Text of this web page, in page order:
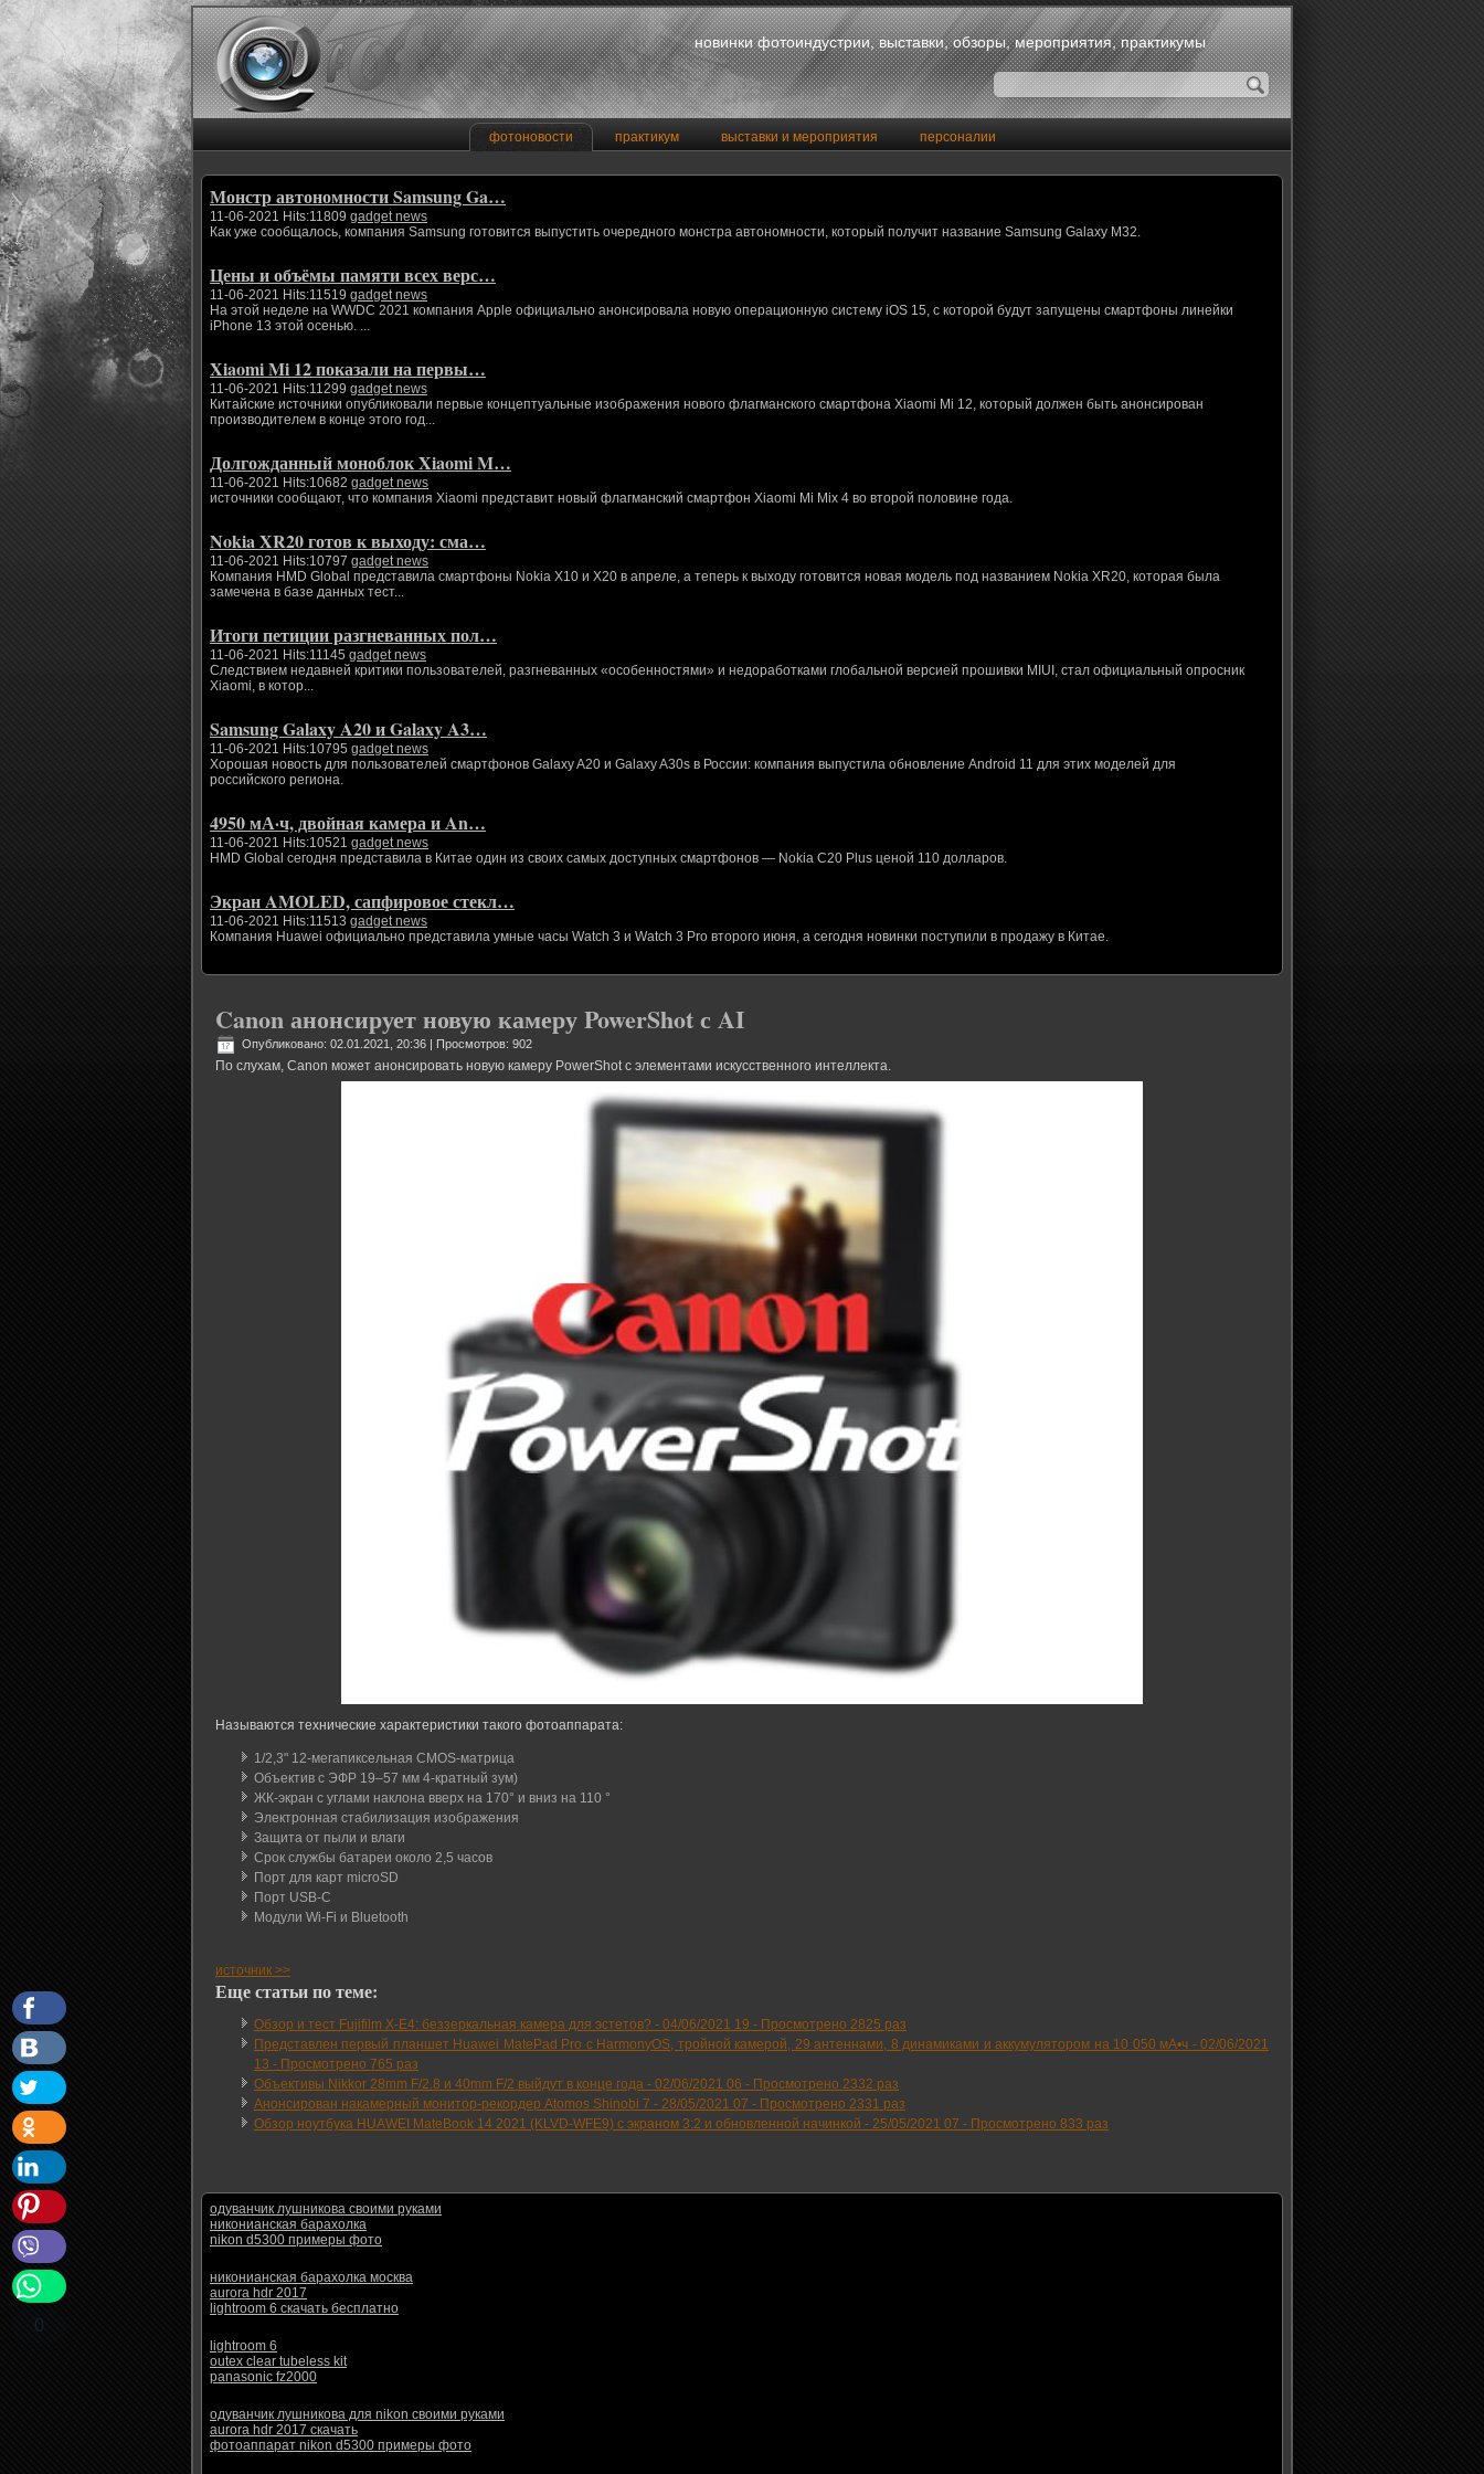
новинки фотоиндустрии, выставки, обзоры, мероприятия, практикумы
фотоновости практикум выставки и мероприятия персоналии
Монстр автономности Samsung Ga…
11-06-2021 Hits:11809 gadget news
Как уже сообщалось, компания Samsung готовится выпустить очередного монстра автономности, который получит название Samsung Galaxy M32.
Цены и объёмы памяти всех верс…
11-06-2021 Hits:11519 gadget news
На этой неделе на WWDC 2021 компания Apple официально анонсировала новую операционную систему iOS 15, с которой будут запущены смартфоны линейки
iPhone 13 этой осенью. ...
Xiaomi Mi 12 показали на первы…
11-06-2021 Hits:11299 gadget news
Китайские источники опубликовали первые концептуальные изображения нового флагманского смартфона Xiaomi Mi 12, который должен быть анонсирован
производителем в конце этого год...
Долгожданный моноблок Xiaomi M…
11-06-2021 Hits:10682 gadget news
источники сообщают, что компания Xiaomi представит новый флагманский смартфон Xiaomi Mi Mix 4 во второй половине года.
Nokia XR20 готов к выходу: сма…
11-06-2021 Hits:10797 gadget news
Компания HMD Global представила смартфоны Nokia X10 и X20 в апреле, а теперь к выходу готовится новая модель под названием Nokia XR20, которая была
замечена в базе данных тест...
Итоги петиции разгневанных пол…
11-06-2021 Hits:11145 gadget news
Следствием недавней критики пользователей, разгневанных «особенностями» и недоработками глобальной версией прошивки MIUI, стал официальный опросник
Xiaomi, в котор...
Samsung Galaxy A20 и Galaxy A3…
11-06-2021 Hits:10795 gadget news
Хорошая новость для пользователей смартфонов Galaxy A20 и Galaxy A30s в России: компания выпустила обновление Android 11 для этих моделей для
российского региона.
4950 мА·ч, двойная камера и An…
11-06-2021 Hits:10521 gadget news
HMD Global сегодня представила в Китае один из своих самых доступных смартфонов — Nokia C20 Plus ценой 110 долларов.
Экран AMOLED, сапфировое стекл…
11-06-2021 Hits:11513 gadget news
Компания Huawei официально представила умные часы Watch 3 и Watch 3 Pro второго июня, а сегодня новинки поступили в продажу в Китае.
Canon анонсирует новую камеру PowerShot с AI
Опубликовано: 02.01.2021, 20:36 | Просмотров: 902
По слухам, Canon может анонсировать новую камеру PowerShot с элементами искусственного интеллекта.
Называются технические характеристики такого фотоаппарата:
1/2,3" 12-мегапиксельная CMOS-матрица
Объектив с ЭФР 19–57 мм 4-кратный зум)
ЖК-экран с углами наклона вверх на 170° и вниз на 110 °
Электронная стабилизация изображения
Защита от пыли и влаги
Срок службы батареи около 2,5 часов
Порт для карт microSD
Порт USB-C
Модули Wi-Fi и Bluetooth
источник >>
0
Еще статьи по теме:
Обзор и тест Fujifilm X-E4: беззеркальная камера для эстетов? - 04/06/2021 19 - Просмотрено 2825 раз
Представлен первый планшет Huawei MatePad Pro с HarmonyOS, тройной камерой, 29 антеннами, 8 динамиками и аккумулятором на 10 050 мА•ч - 02/06/2021
13 - Просмотрено 765 раз
Объективы Nikkor 28mm F/2.8 и 40mm F/2 выйдут в конце года - 02/06/2021 06 - Просмотрено 2332 раз
Анонсирован накамерный монитор-рекордер Atomos Shinobi 7 - 28/05/2021 07 - Просмотрено 2331 раз
Обзор ноутбука HUAWEI MateBook 14 2021 (KLVD-WFE9) с экраном 3:2 и обновленной начинкой - 25/05/2021 07 - Просмотрено 833 раз
одуванчик лушникова своими руками
никонианская барахолка
nikon d5300 примеры фото
никонианская барахолка москва
aurora hdr 2017
lightroom 6 скачать бесплатно
lightroom 6
outex clear tubeless kit
panasonic fz2000
одуванчик лушникова для nikon своими руками
aurora hdr 2017 скачать
фотоаппарат nikon d5300 примеры фото